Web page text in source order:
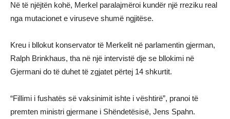
Në të njëjtën kohë, Merkel paralajmëroi kundër një rreziku real
nga mutacionet e viruseve shumë ngjitëse.
Kreu i bllokut konservator të Merkelit në parlamentin gjerman,
Ralph Brinkhaus, tha në një intervistë dje se bllokimi në
Gjermani do të duhet të zgjatet përtej 14 shkurtit.
“Fillimi i fushatës së vaksinimit ishte i vështirë”, pranoi të
premten ministri gjermane i Shëndetësisë, Jens Spahn.